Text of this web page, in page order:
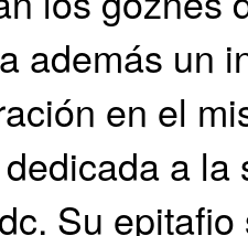
además un
en el
a
Su